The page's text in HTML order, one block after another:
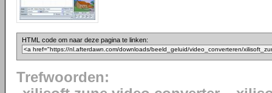
HTML code om naar deze pagina te linken:
Trefwoorden: